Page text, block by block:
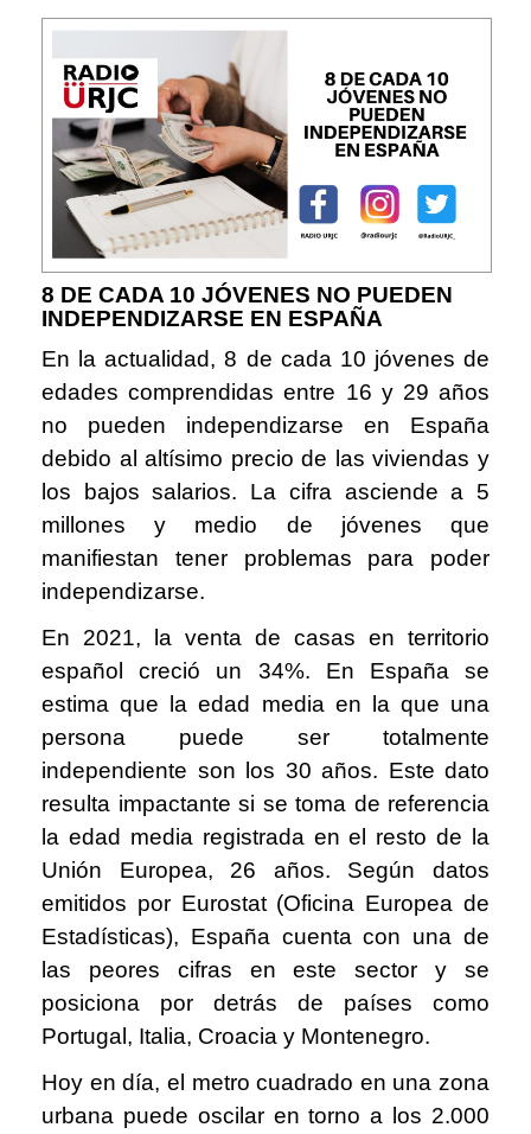
8 DE CADA 10 JÓVENES NO PUEDEN
INDEPENDIZARSE EN ESPAÑA
En la actualidad, 8 de cada 10 jóvenes de
edades comprendidas entre 16 y 29 años
no pueden independizarse en España
debido al altísimo precio de las viviendas y
los bajos salarios. La cifra asciende a 5
millones y medio de jóvenes que
manifiestan tener problemas para poder
independizarse.
En 2021, la venta de casas en territorio
español creció un 34%. En España se
estima que la edad media en la que una
persona puede ser totalmente
independiente son los 30 años. Este dato
resulta impactante si se toma de referencia
la edad media registrada en el resto de la
Unión Europea, 26 años. Según datos
emitidos por Eurostat (Oficina Europea de
Estadísticas), España cuenta con una de
las peores cifras en este sector y se
posiciona por detrás de países como
Portugal, Italia, Croacia y Montenegro.
Hoy en día, el metro cuadrado en una zona
urbana puede oscilar en torno a los 2.000